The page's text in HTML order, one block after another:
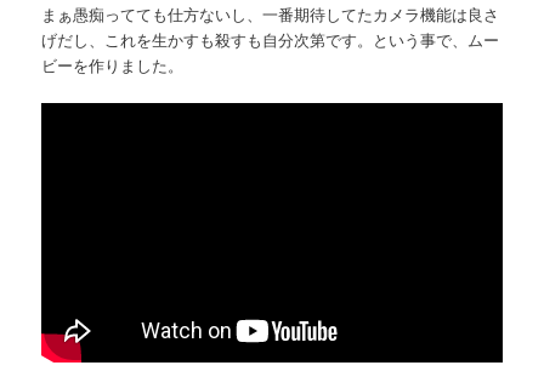
まぁ愚痴ってても仕方ないし、一番期待してたカメラ機能は良さ
げだし、これを生かすも殺すも自分次第です。という事で、ムー
ビーを作りました。